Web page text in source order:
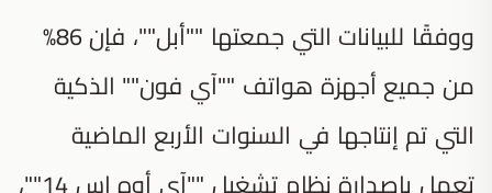
ووفقًا للبيانات التي جمعتها ""أبل""، فإن 86%
من جميع أجهزة هواتف ""آي فون"" الذكية
التي تم إنتاجها في السنوات الأربع الماضية
تعمل بإصدارة نظام تشغيل ""آي أوه إس 14""،